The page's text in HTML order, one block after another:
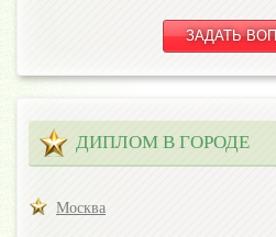
ДИПЛОМ В ГОРОДЕ
Москва